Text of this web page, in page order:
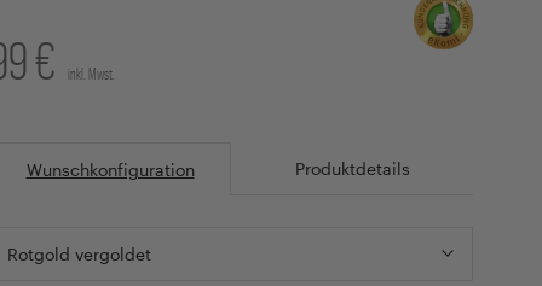
€ inkl. Mwst.
Wunschkonfiguration Produktdetails
Rotgold vergoldet